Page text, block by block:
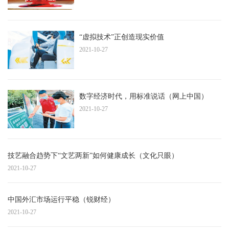
“虚拟技术”正创造现实价值
2021-10-27
数字经济时代，用标准说话（网上中国）
2021-10-27
技艺融合趋势下“文艺两新”如何健康成长（文化只眼）
2021-10-27
中国外汇市场运行平稳（锐财经）
2021-10-27